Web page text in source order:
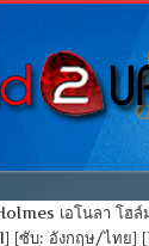
เอโนลา โฮล์
[ซับ: อังกฤษ/ไทย]